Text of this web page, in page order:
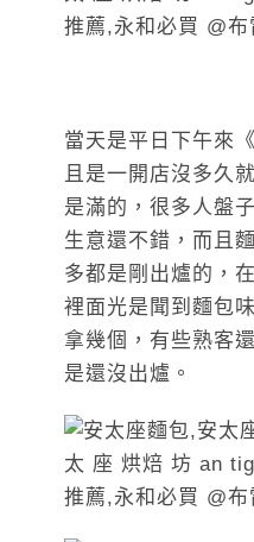
當天是平日下午來《
且是一開店沒多久
是滿的，很多人盤
生意還不錯，而且
多都是剛出爐的，
裡面光是聞到麵包
拿幾個，有些熟客
是還沒出爐。